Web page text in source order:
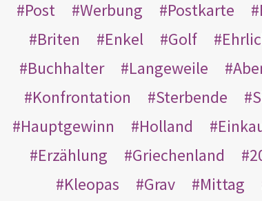
Post
Werbung Postkarte
Briten
Enkel Golf
Buchhalter
Langeweile
Konfrontation
Sterbende
Hauptgewinn
Holland
Erzählung
Griechenland
Kleopas
Grav Mittag